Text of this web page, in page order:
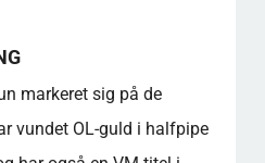
markeret sig på de
vundet OL-guld i halfpipe